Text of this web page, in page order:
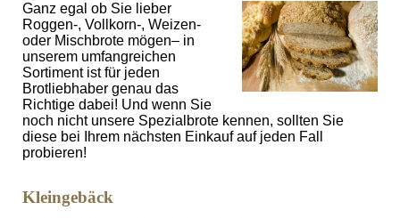
Ganz egal ob Sie lieber
Roggen-, Vollkorn-, Weizen-
oder Mischbrote mögen– in
unserem umfangreichen
Sortiment ist für jeden
Brotliebhaber genau das
Richtige dabei! Und wenn Sie
noch nicht unsere Spezialbrote kennen, sollten Sie
diese bei Ihrem nächsten Einkauf auf jeden Fall
probieren!
Kleingebäck